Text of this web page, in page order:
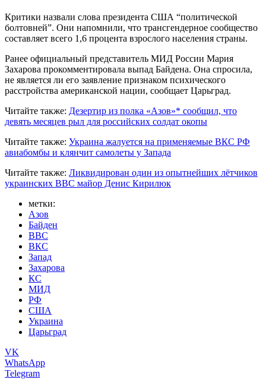
Критики назвали слова президента США “политической
болтовней”. Они напомнили, что трансгендерное сообщество
составляет всего 1,6 процента взрослого населения страны.
Ранее официальный представитель МИД России Мария
Захарова прокомментировала выпад Байдена. Она спросила,
не является ли его заявление признаком психического
расстройства американской нации, сообщает Царьград.
Читайте также: Дезертир из полка «Азов»* сообщил, что
девять месяцев рыл для российских солдат окопы
Читайте также: Украина жалуется на применяемые ВКС РФ
авиабомбы и клянчит самолеты у Запада
Читайте также: Ликвидирован один из опытнейших лётчиков
украинских ВВС майор Денис Кирилюк
метки:
Азов
Байден
ВВС
ВКС
Запад
Захарова
КС
МИД
РФ
США
Украина
Царьград
VK
WhatsApp
Telegram